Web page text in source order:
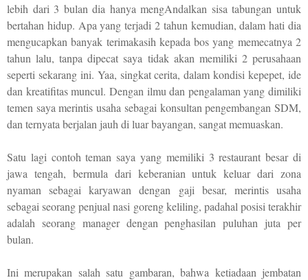
lebih dari 3 bulan dia hanya mengAndalkan sisa tabungan untuk
bertahan hidup. Apa yang terjadi 2 tahun kemudian, dalam hati dia
mengucapkan banyak terimakasih kepada bos yang memecatnya 2
tahun lalu, tanpa dipecat saya tidak akan memiliki 2 perusahaan
seperti sekarang ini. Yaa, singkat cerita, dalam kondisi kepepet, ide
dan kreatifitas muncul. Dengan ilmu dan pengalaman yang dimiliki
temen saya merintis usaha sebagai konsultan pengembangan SDM,
dan ternyata berjalan jauh di luar bayangan, sangat memuaskan.
Satu lagi contoh teman saya yang memiliki 3 restaurant besar di
jawa tengah, bermula dari keberanian untuk keluar dari zona
nyaman sebagai karyawan dengan gaji besar, merintis usaha
sebagai seorang penjual nasi goreng keliling, padahal posisi terakhir
adalah seorang manager dengan penghasilan puluhan juta per
bulan.
Ini merupakan salah satu gambaran, bahwa ketiadaan jembatan